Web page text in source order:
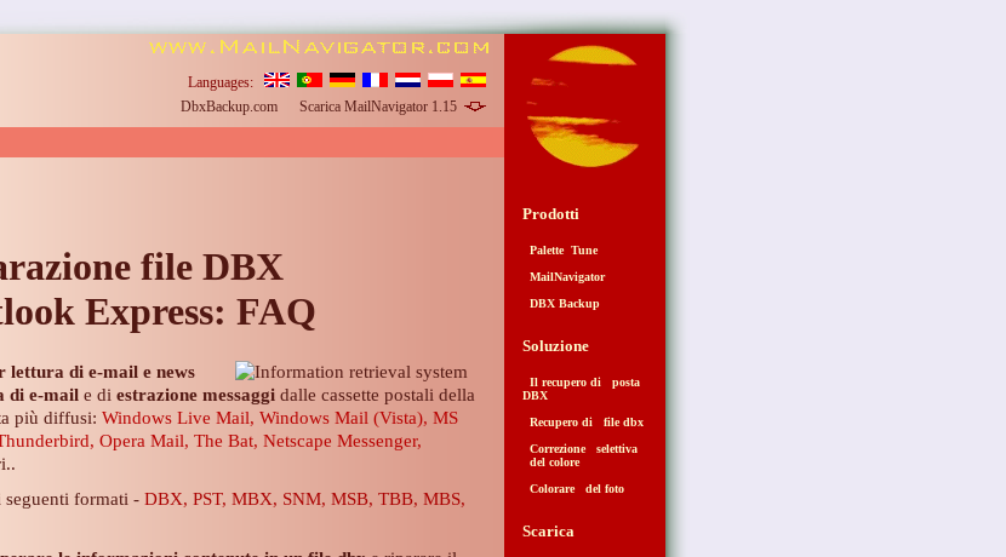
Languages:
DbxBackup.com
Scarica MailNavigator 1.15
Prodotti
Palette Tune
MailNavigator
DBX Backup
Soluzione
Il recupero di posta
DBX
Recupero di file dbx
Correzione selettiva
del colore
Colorare del foto
Scarica
file DBX
Express: FAQ
lettura di e-mail e news
di e-mail e diestrazione messaggi dalle cassette postali della
più diffusi:Windows Live Mail, Windows Mail (Vista), MS
Opera Mail, The Bat, Netscape Messenger,
seguenti formati -DBX, PST, MBX, SNM, MSB, TBB, MBS,